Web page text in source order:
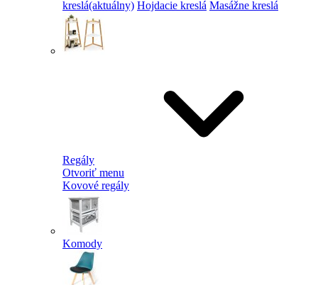
kreslá(aktuálny) Hojdacie kreslá Masážne kreslá
Regály
Otvoriť menu
Kovové regály
Komody